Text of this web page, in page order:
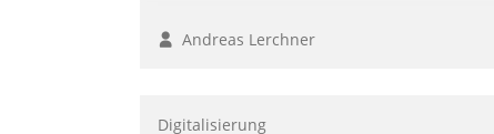
Andreas Lerchner
Digitalisierung